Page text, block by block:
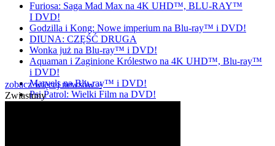
Furiosa: Saga Mad Max na 4K UHD™, BLU-RAY™
I DVD!
Godzilla i Kong: Nowe imperium na Blu-ray™ i DVD!
DIUNA: CZĘŚĆ DRUGA
Wonka już na Blu-ray™ i DVD!
Aquaman i Zaginione Królestwo na 4K UHD™, Blu-ray™
i DVD!
Marvels na Blu-ray™ i DVD!
Psi Patrol: Wielki Film na DVD!
zobacz więcej newsów »
Zwiastuny